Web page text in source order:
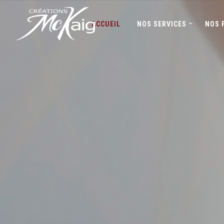
ACCUEIL NOS SERVICES NOS
de